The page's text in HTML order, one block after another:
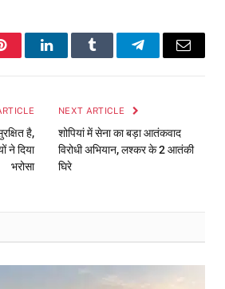
PinterestLinkedInTumblr TelegramEmail
है,
ने दिया
भरोसा
NEXT ARTICLE
शोपियां में सेना का बड़ा आतंकवाद
विरोधी अभियान, लश्कर के 2 आतंकी
घिरे